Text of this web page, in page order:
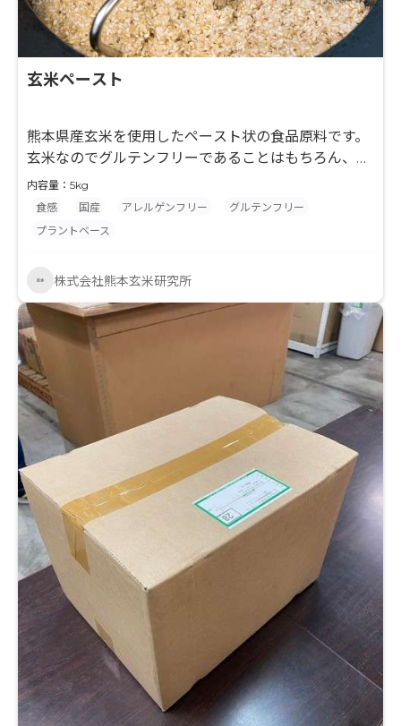
玄米ペースト
熊本県産玄米を使用したペースト状の食品原料です。
玄米なのでグルテンフリーであることはもちろん、工
場には特定原材料等計28品目の持ち込みがなく安心
してお使いいただけます。工場はFSSC22000、
GFCO（グルテンフリー）取得しています。 特許取得
る製パン時の吸水や玄米特有の糠臭さが抑えられてい
ます。 本品は冷凍龍品です。ご使用前に解凍してお使
いください。 小麦粉や米粉の置き換えとしてグルテン
フリー、アレルゲンフリー、プラントベースなどの食
品開発にご活用ください！
内容量：5kg
食感
国産 アレルゲンフリー
グルテンフリー
プラントベース
株式会社熊本玄米研究所